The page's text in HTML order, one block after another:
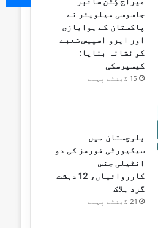
جاسوسی میلویئر نے
پاکستان کے ہوابازی
اور ایرو اسپیس شعبے
کو نشانہ بنایا:
کیسپرسکی
15 گھنٹے پہلے
بلوچستان میں
سیکیورٹی فورسز کی دو
انٹیلی جنس
کارروائیاں، 12 دہشت
گرد ہلاک
21 گھنٹے پہلے